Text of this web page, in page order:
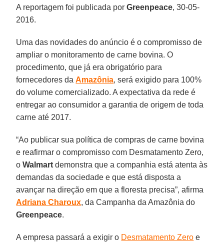
A reportagem foi publicada porGreenpeace, 30-05-
2016.
Uma das novidades do anúncio é o compromisso de
ampliar o monitoramento de carne bovina. O
procedimento, que já era obrigatório para
fornecedores daAmazônia, será exigido para 100%
do volume comercializado. A expectativa da rede é
entregar ao consumidor a garantia de origem de toda
carne até 2017.
“Ao publicar sua política de compras de carne bovina
e reafirmar o compromisso com Desmatamento Zero,
oWalmart demonstra que a companhia está atenta às
demandas da sociedade e que está disposta a
avançar na direção em que a floresta precisa”, afirma
Adriana Charoux, da Campanha da Amazônia do
Greenpeace.
A empresa passará a exigir o Desmatamento Zero e